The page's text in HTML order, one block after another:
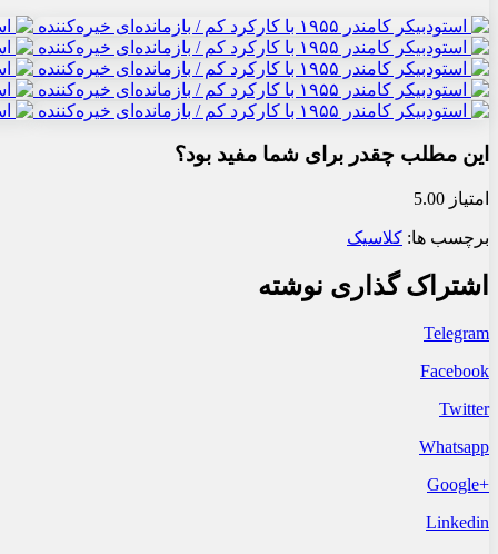
این مطلب چقدر برای شما مفید بود؟
امتیاز 5.00
برچسب ها: کلاسیک
اشتراک گذاری نوشته
Telegram
Facebook
Twitter
Whatsapp
+Google
Linkedin